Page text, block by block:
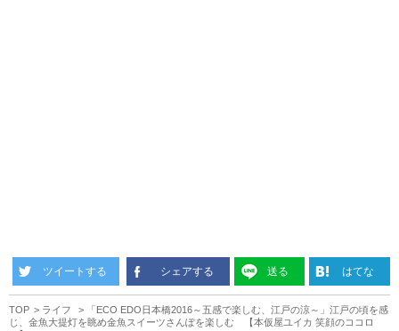
ツイートする シェアする 送る はてな
TOP ライフ
「ECO EDO日本橋2016～五感で楽しむ、江戸の涼～」江戸の頃を感
じ、金魚大提灯を眺め金魚スイーツさんぽを楽しむ 【本仮屋ユイカ 笑顔のココロ